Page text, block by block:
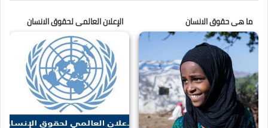
ما هى حقوق الانسان الإعلان العالمى لحقوق الانسان